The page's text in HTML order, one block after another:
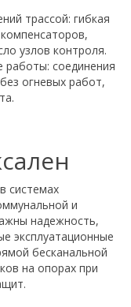
трассой: гибкая
узлов контроля.
работы: соединения
огневых работ,
системах
и
надежность,
эксплуатационные
бесканальной
на опорах при